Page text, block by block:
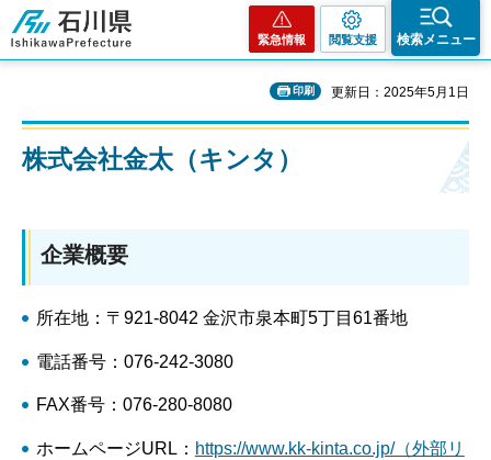
石川県
緊急情報 閲覧支援 検索メニュー
印刷 更新日：2025年5月1日
株式会社金太（キンタ）
企業概要
所在地：〒921-8042 金沢市泉本町5丁目61番地
電話番号：076-242-3080
FAX番号：076-280-8080
ホームページURL： https://www.kk-kinta.co.jp/（外部リ